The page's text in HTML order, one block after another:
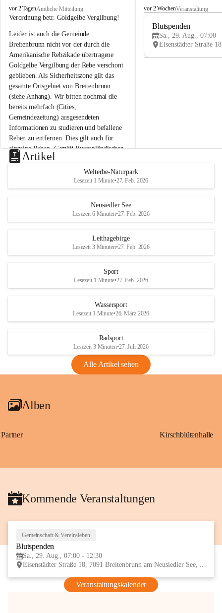
B
r
i
t
e
n
b
r
u
n
n
a
m
N
e
u
s
d
S
vor 2 TagenAmtliche Mitteilung
Verordnung betr. Goldgelbe Vergilbung!
Leider ist auch die Gemeinde
Breitenbrunn nicht vor der durch die
Amerikanische Rebzikade übertragene
Goldgelbe Vergilbung der Rebe verschont
geblieben. Als Sicherheitszone gilt das
gesamte Ortsgebiet von Breitenbrunn
(siehe Anhang). Wir bitten nochmal die
bereits mehrfach (Cities,
Gemeindezeitung) ausgesendeten
Informationen zu studieren und befallene
Reben zu entfernen. Dies gilt auch für
einzelne Reben. Gemäß Burgenländischen
Weinbaugesetz sind nicht gepflegte oder
unzulässige Weingärten zu roden! Bitte
helfen wir zusammen um unsere Winzer
vor den prognostizierten Ernteausfällen
und den daraus folgenden wirtschaftlichen
Maßnahmen zur Bekämpfung
Rebe und der Amerikanischen
Anhang VBl. EU Nr. 18
1 Seite•1,4 MB
VBl. EU Nr. 18_2026
B
e
u
e
d
r
S
vor 2 WochenVeranstaltung
Blutspenden
Sa., 29. Aug., 07:00 -
Artikel
Welterbe-Naturpark
Lesezeit 1 Minute•27. Feb. 2026
Neusiedler See
Lesezeit 6 Minuten•27. Feb. 2026
Leithagebirge
Lesezeit 3 Minuten•27. Feb. 2026
Sport
Lesezeit 1 Minute•27. Feb. 2026
Wassersport
Lesezeit 1 Minute•26. März 2026
Radsport
Lesezeit 3 Minuten•27. Juli 2026
Alle Artikel sehen
Alben
Partner Kirschblütenhalle
Kommende Veranstaltungen
Gemeinschaft & Vereinsleben
Blutspenden
Sa., 29. Aug., 07:00 - 12:30
Eisenstädter Straße 18, 7091 Breitenbrunn am Neusiedler See, AUT
Veranstaltungskalender